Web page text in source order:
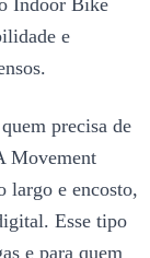
e
precisa de
Movement
largo e encosto,
Esse tipo
e para quem